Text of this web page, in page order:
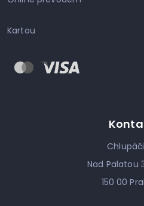
Kartou
Nad Palatou
150 00